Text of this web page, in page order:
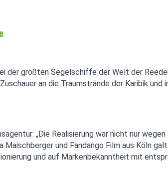
der größten Segelschiffe der Welt der
an die Traumstrände der Karibik und
„Die Realisierung war nicht nur
und Fandango Film aus Köln
und auf Markenbekanntheit mit